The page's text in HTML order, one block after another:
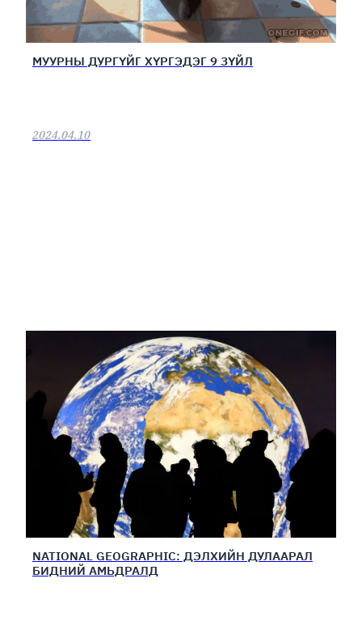
МУУРНЫ ДУРГҮЙГ ХҮРГЭДЭГ 9 ЗҮЙЛ
2024.04.10
NATIONAL GEOGRAPHIC: ДЭЛХИЙН ДУЛААРАЛ
БИДНИЙ АМЬДРАЛД